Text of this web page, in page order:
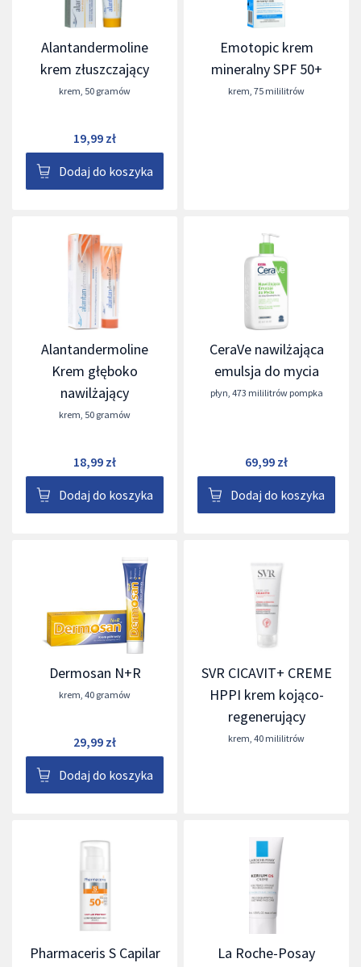
Alantandermoline
krem złuszczający
krem, 50 gramów
19,99 zł
Dodaj do koszyka
Emotopic krem
mineralny SPF 50+
krem, 75 mililitrów
Alantandermoline
Krem głęboko
nawilżający
krem, 50 gramów
18,99 zł
Dodaj do koszyka
CeraVe nawilżająca
emulsja do mycia
płyn, 473 mililitrów pompka
69,99 zł
Dodaj do koszyka
Dermosan N+R
krem, 40 gramów
29,99 zł
Dodaj do koszyka
SVR CICAVIT+ CREME
HPPI krem kojąco-
regenerujący
krem, 40 mililitrów
Pharmaceris S Capilar
La Roche-Posay